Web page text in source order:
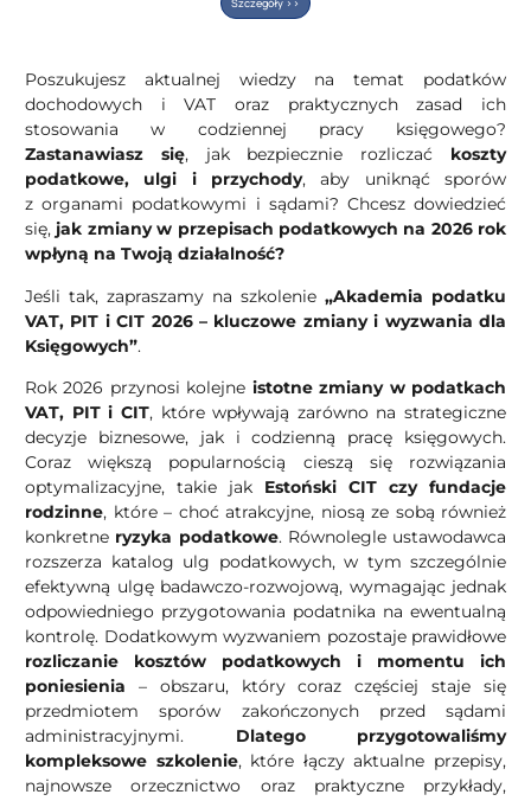
Szczegóły >>
Poszukujesz aktualnej wiedzy na temat podatków
dochodowych i VAT oraz praktycznych zasad ich
stosowania w codziennej pracy księgowego?
Zastanawiasz się, jak bezpiecznie rozliczać koszty
podatkowe, ulgi i przychody, aby uniknąć sporów
z organami podatkowymi i sądami? Chcesz dowiedzieć
się, jak zmiany w przepisach podatkowych na 2026 rok
wpłyną na Twoją działalność?
Jeśli tak, zapraszamy na szkolenie „Akademia podatku
VAT, PIT i CIT 2026 – kluczowe zmiany i wyzwania dla
Księgowych”.
Rok 2026 przynosi kolejne istotne zmiany w podatkach
VAT, PIT i CIT, które wpływają zarówno na strategiczne
decyzje biznesowe, jak i codzienną pracę księgowych.
Coraz większą popularnością cieszą się rozwiązania
optymalizacyjne, takie jak Estoński CIT czy fundacje
rodzinne, które – choć atrakcyjne, niosą ze sobą również
konkretne ryzyka podatkowe. Równolegle ustawodawca
rozszerza katalog ulg podatkowych, w tym szczególnie
efektywną ulgę badawczo-rozwojową, wymagając jednak
odpowiedniego przygotowania podatnika na ewentualną
kontrolę. Dodatkowym wyzwaniem pozostaje prawidłowe
rozliczanie kosztów podatkowych i momentu ich
poniesienia – obszaru, który coraz częściej staje się
przedmiotem sporów zakończonych przed sądami
administracyjnymi. Dlatego przygotowaliśmy
kompleksowe szkolenie, które łączy aktualne przepisy,
najnowsze orzecznictwo oraz praktyczne przykłady,